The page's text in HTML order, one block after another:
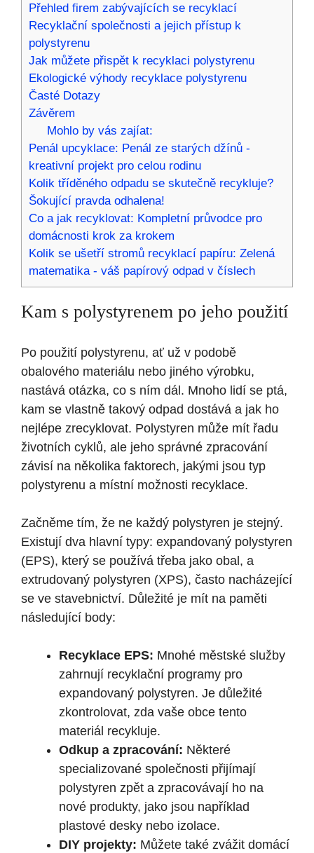
Přehled firem zabývajících se recyklací
Recyklační společnosti a jejich přístup k
polystyrenu
Jak můžete přispět k recyklaci polystyrenu
Ekologické výhody recyklace polystyrenu
Časté Dotazy
Závěrem
Mohlo by vás zajíat:
Penál upcyklace: Penál ze starých džínů -
kreativní projekt pro celou rodinu
Kolik tříděného odpadu se skutečně recykluje?
Šokující pravda odhalena!
Co a jak recyklovat: Kompletní průvodce pro
domácnosti krok za krokem
Kolik se ušetří stromů recyklací papíru: Zelená
matematika - váš papírový odpad v číslech
Kam s polystyrenem po jeho použití
Po použití polystyrenu, ať už v podobě
obalového materiálu nebo jiného výrobku,
nastává otázka, co s ním dál. Mnoho lidí se ptá,
kam se vlastně takový odpad dostává a jak ho
nejlépe zrecyklovat. Polystyren může mít řadu
životních cyklů, ale jeho správné zpracování
závisí na několika faktorech, jakými jsou typ
polystyrenu a místní možnosti recyklace.
Začněme tím, že ne každý polystyren je stejný.
Existují dva hlavní typy: expandovaný polystyren
(EPS), který se používá třeba jako obal, a
extrudovaný polystyren (XPS), často nacházející
se ve stavebnictví. Důležité je mít na paměti
následující body:
Recyklace EPS: Mnohé městské služby
zahrnují recyklační programy pro
expandovaný polystyren. Je důležité
zkontrolovat, zda vaše obce tento
materiál recykluje.
Odkup a zpracování: Některé
specializované společnosti přijímají
polystyren zpět a zpracovávají ho na
nové produkty, jako jsou například
plastové desky nebo izolace.
DIY projekty: Můžete také zvážit domácí